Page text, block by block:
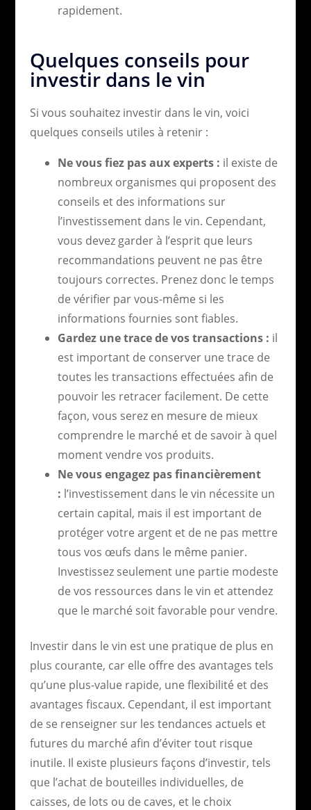
rapidement.
Quelques conseils pour
investir dans le vin
Si vous souhaitez investir dans le vin, voici
quelques conseils utiles à retenir :
Ne vous fiez pas aux experts : il existe de
nombreux organismes qui proposent des
conseils et des informations sur
l’investissement dans le vin. Cependant,
vous devez garder à l’esprit que leurs
recommandations peuvent ne pas être
toujours correctes. Prenez donc le temps
de vérifier par vous-même si les
informations fournies sont fiables.
Gardez une trace de vos transactions : il
est important de conserver une trace de
toutes les transactions effectuées afin de
pouvoir les retracer facilement. De cette
façon, vous serez en mesure de mieux
comprendre le marché et de savoir à quel
moment vendre vos produits.
Ne vous engagez pas financièrement
: l’investissement dans le vin nécessite un
certain capital, mais il est important de
protéger votre argent et de ne pas mettre
tous vos œufs dans le même panier.
Investissez seulement une partie modeste
de vos ressources dans le vin et attendez
que le marché soit favorable pour vendre.
Investir dans le vin est une pratique de plus en
plus courante, car elle offre des avantages tels
qu’une plus-value rapide, une flexibilité et des
avantages fiscaux. Cependant, il est important
de se renseigner sur les tendances actuels et
futures du marché afin d’éviter tout risque
inutile. Il existe plusieurs façons d’investir, tels
que l’achat de bouteilles individuelles, de
caisses, de lots ou de caves, et le choix